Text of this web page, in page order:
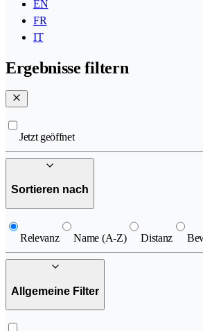
EN
FR
IT
Ergebnisse filtern
Jetzt geöffnet
Sortieren nach
Relevanz Name (A-Z) Distanz
Allgemeine Filter